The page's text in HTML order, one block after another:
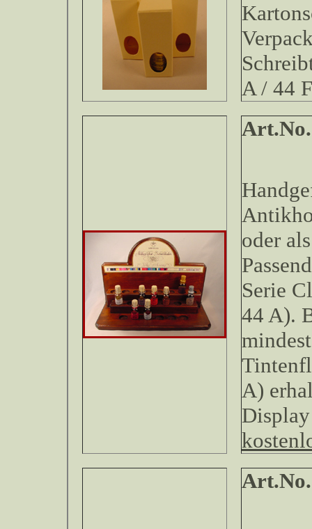
A / 44
oder
Serie
44 A).
A)